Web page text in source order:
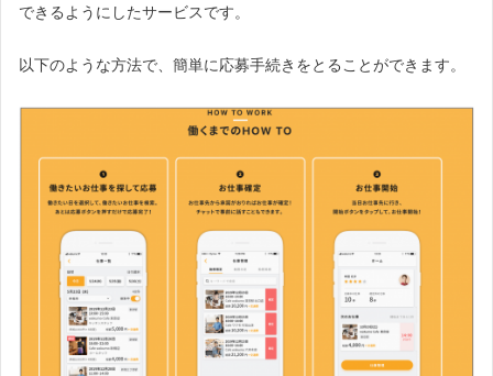
できるようにしたサービスです。
以下のような方法で、簡単に応募手続きをとることができます。